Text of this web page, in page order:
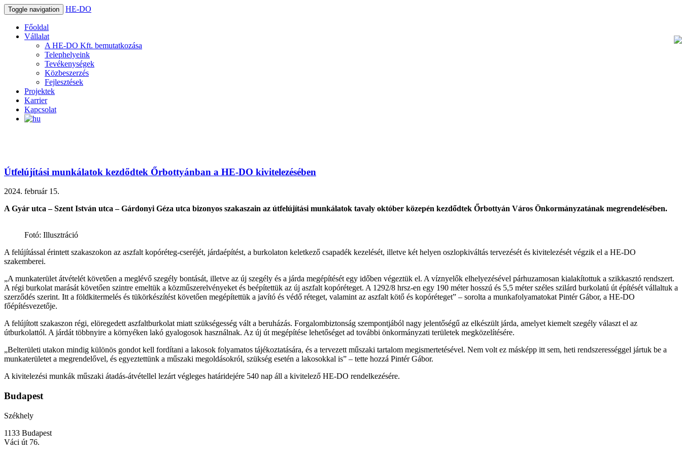
Toggle navigation HE-DO
Főoldal
Vállalat
A HE-DO Kft. bemutatkozása
Telephelyeink
Tevékenységek
Közbeszerzés
Fejlesztések
Projektek
Karrier
Kapcsolat
Útfelújítási munkálatok kezdődtek Őrbottyánban a HE-DO kivitelezésében
2024. február 15.
A Gyár utca – Szent István utca – Gárdonyi Géza utca bizonyos szakaszain az útfelújítási munkálatok tavaly október közepén kezdődtek Őrbottyán Város Önkormányzatának megrendelésében.
Fotó: Illusztráció
A felújítással érintett szakaszokon az aszfalt kopóréteg-cseréjét, járdaépítést, a burkolaton keletkező csapadék kezelését, illetve két helyen oszlopkiváltás tervezését és kivitelezését végzik el a HE-DO
szakemberei.
„A munkaterület átvételét követően a meglévő szegély bontását, illetve az új szegély és a járda megépítését egy időben végeztük el. A víznyelők elhelyezésével párhuzamosan kialakítottuk a szikkasztó rendszert.
A régi burkolat marását követően szintre emeltük a közműszerelvényeket és beépítettük az új aszfalt kopóréteget. A 1292/8 hrsz-en egy 190 méter hosszú és 5,5 méter széles szilárd burkolatú út építését vállaltuk a
szerződés szerint. Itt a földkitermelés és tükörkészítést követően megépítettük a javító és védő réteget, valamint az aszfalt kötő és kopóréteget” – sorolta a munkafolyamatokat Pintér Gábor, a HE-DO
főépítésvezetője.
A felújított szakaszon régi, elöregedett aszfaltburkolat miatt szükségesség vált a beruházás. Forgalombiztonság szempontjából nagy jelentőségű az elkészült járda, amelyet kiemelt szegély választ el az
útburkolattól. A járdát többnyire a környéken lakó gyalogosok használnak. Az új út megépítése lehetőséget ad további önkormányzati területek megközelítésére.
„Belterületi utakon mindig különös gondot kell fordítani a lakosok folyamatos tájékoztatására, és a tervezett műszaki tartalom megismertetésével. Nem volt ez másképp itt sem, heti rendszerességgel jártuk be a
munkaterületet a megrendelővel, és egyeztettünk a műszaki megoldásokról, szükség esetén a lakosokkal is” – tette hozzá Pintér Gábor.
A kivitelezési munkák műszaki átadás-átvétellel lezárt végleges határidejére 540 nap áll a kivitelező HE-DO rendelkezésére.
Budapest
Székhely
1133 Budapest
Váci út 76.